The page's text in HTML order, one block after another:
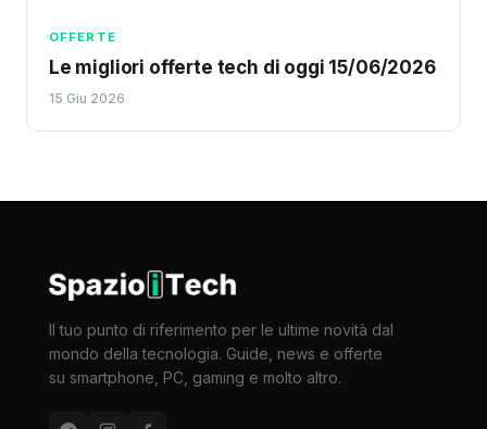
OFFERTE
Le migliori offerte tech di oggi 15/06/2026
15 Giu 2026
Il tuo punto di riferimento per le ultime novità dal
mondo della tecnologia. Guide, news e offerte
su smartphone, PC, gaming e molto altro.